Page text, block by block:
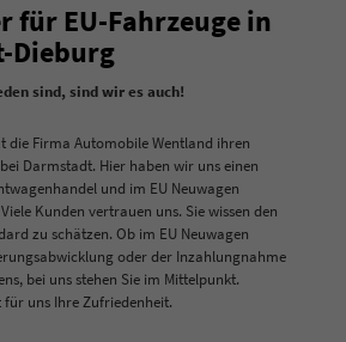
für EU-Fahrzeuge in
Dieburg
sind, sind wir es auch!
die Firma Automobile Wentland ihren
Darmstadt. Hier haben wir uns einen
und im EU Neuwagen
Kunden vertrauen uns. Sie wissen den
zu schätzen. Ob im EU Neuwagen
oder der Inzahlungnahme
bei uns stehen Sie im Mittelpunkt.
uns Ihre Zufriedenheit.